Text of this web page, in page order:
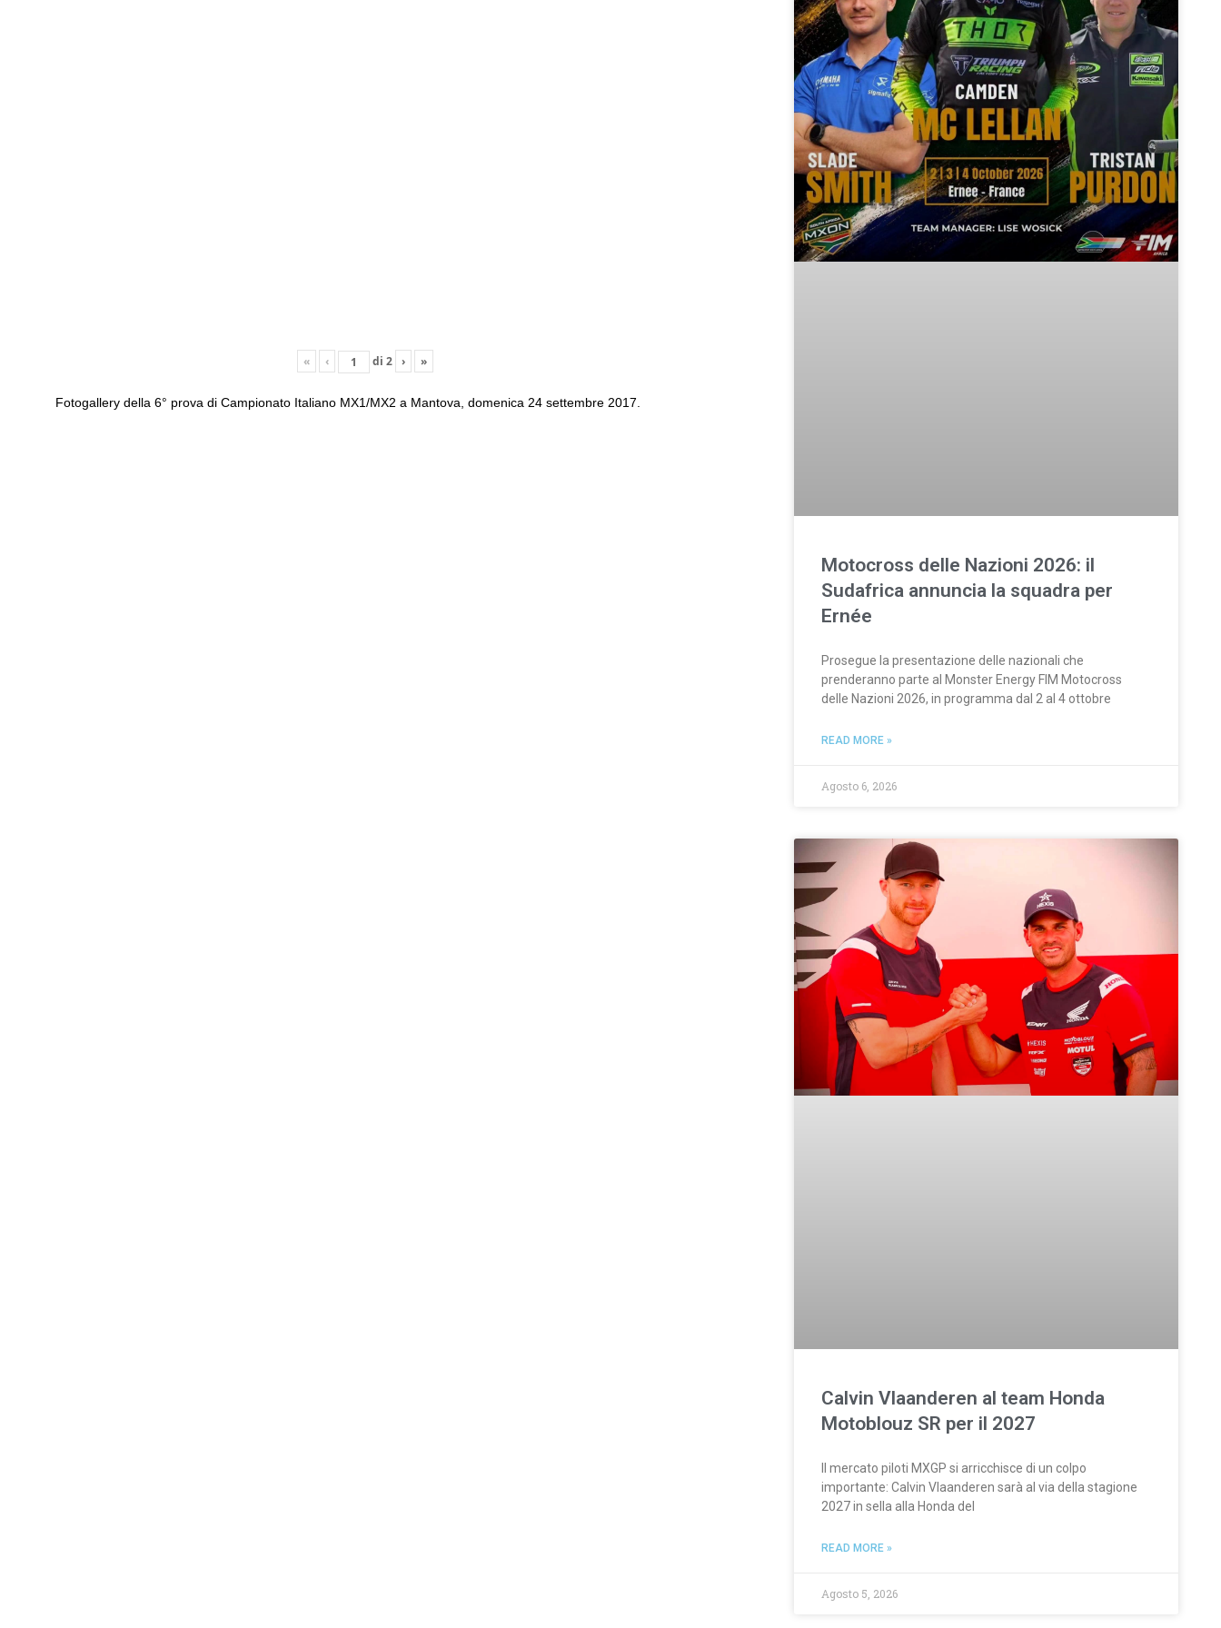
« ‹ di 2 › »
Fotogallery della 6° prova di Campionato Italiano MX1/MX2 a Mantova, domenica 24 settembre 2017.
Motocross delle Nazioni 2026: il
Sudafrica annuncia la squadra per
Ernée
Prosegue la presentazione delle nazionali che
prenderanno parte al Monster Energy FIM Motocross
delle Nazioni 2026, in programma dal 2 al 4 ottobre
READ MORE »
Agosto 6, 2026
Calvin Vlaanderen al team Honda
Motoblouz SR per il 2027
Il mercato piloti MXGP si arricchisce di un colpo
importante: Calvin Vlaanderen sarà al via della stagione
2027 in sella alla Honda del
READ MORE »
Agosto 5, 2026